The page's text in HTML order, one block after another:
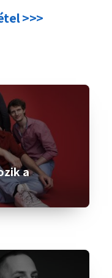
>>>
a